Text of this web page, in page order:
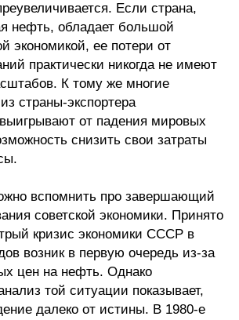
прогнозы
прогноз
прогноз
индекса промышленного
Если страна,
нефть, обладает большой
экономикой, ее потери от
практически никогда не имеют
К тому же многие
страны-экспортера
от падения мировых
снизить свои затраты
вспомнить про завершающий
советской экономики. Принято
кризис экономики СССР в
возник в первую очередь из-за
цен на нефть. Однако
той ситуации показывает,
далеко от истины. В 1980-е